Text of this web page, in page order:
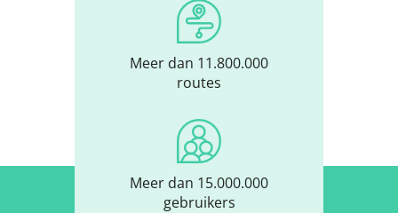
Meer dan 11.800.000
routes
Meer dan 15.000.000
gebruikers